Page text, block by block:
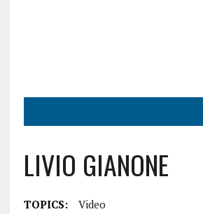
LIVIO GIANONE
TOPICS: Video